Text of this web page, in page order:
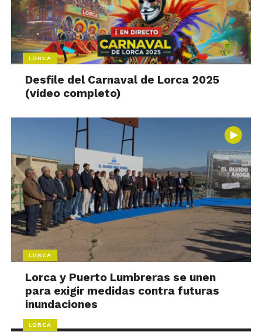
LORCA
Desfile del Carnaval de Lorca 2025
(vídeo completo)
LORCA
Lorca y Puerto Lumbreras se unen
para exigir medidas contra futuras
inundaciones
LORCA